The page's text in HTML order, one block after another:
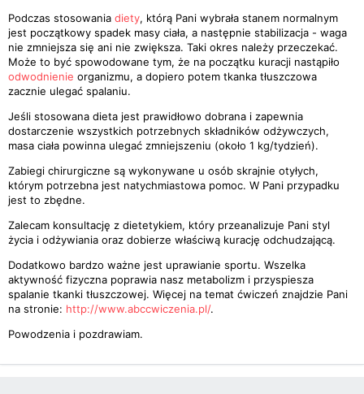
Podczas stosowania diety, którą Pani wybrała stanem normalnym
jest początkowy spadek masy ciała, a następnie stabilizacja - waga
nie zmniejsza się ani nie zwiększa. Taki okres należy przeczekać.
Może to być spowodowane tym, że na początku kuracji nastąpiło
odwodnienie organizmu, a dopiero potem tkanka tłuszczowa
zacznie ulegać spalaniu.
Jeśli stosowana dieta jest prawidłowo dobrana i zapewnia
dostarczenie wszystkich potrzebnych składników odżywczych,
masa ciała powinna ulegać zmniejszeniu (około 1 kg/tydzień).
Zabiegi chirurgiczne są wykonywane u osób skrajnie otyłych,
którym potrzebna jest natychmiastowa pomoc. W Pani przypadku
jest to zbędne.
Zalecam konsultację z dietetykiem, który przeanalizuje Pani styl
życia i odżywiania oraz dobierze właściwą kurację odchudzającą.
Dodatkowo bardzo ważne jest uprawianie sportu. Wszelka
aktywność fizyczna poprawia nasz metabolizm i przyspiesza
spalanie tkanki tłuszczowej. Więcej na temat ćwiczeń znajdzie Pani
na stronie: http://www.abccwiczenia.pl/.
Powodzenia i pozdrawiam.